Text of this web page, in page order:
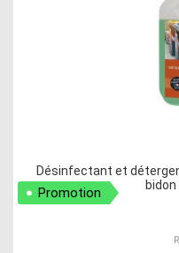
Désinfectant et
Promotion